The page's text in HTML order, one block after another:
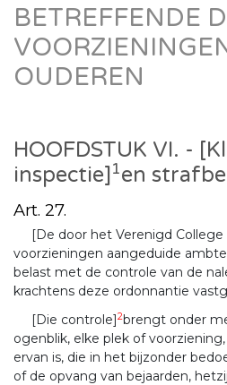
BETREFFENDE
OUDEREN
HOOFDSTUK VI. -
inspectie]1en
Art. 27.
[De door het Verenigd
voorzieningen aangeduide
belast met de controle van de
krachtens deze ordonnantie
[Die controle]2brengt onder
ogenblik, elke plek of
ervan is, die in het bijzonder
of de opvang van bejaarden,